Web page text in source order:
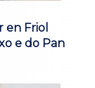
en Friol
e do Pan